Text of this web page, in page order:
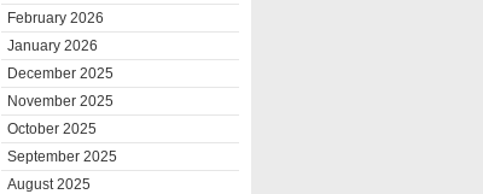
February 2026
January 2026
December 2025
November 2025
October 2025
September 2025
August 2025